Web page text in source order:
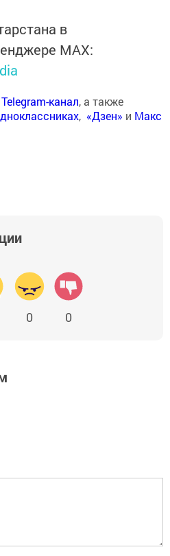
в
MАХ:
Telegram-канал, а также
, «Дзен» и Макс
0 0